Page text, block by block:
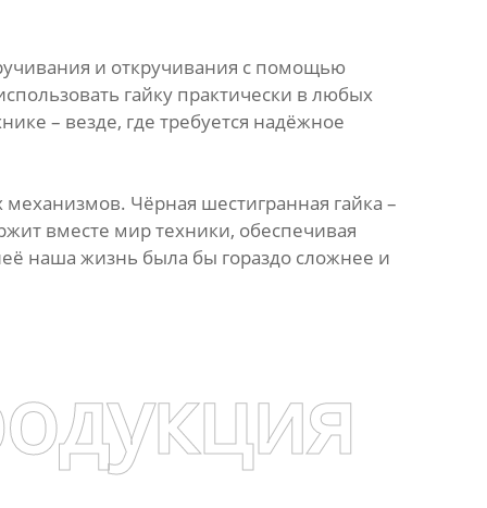
и откручивания с помощью
гайку практически в любых
– везде, где требуется надёжное
Чёрная шестигранная гайка –
вместе мир техники, обеспечивая
наша жизнь была бы гораздо сложнее и